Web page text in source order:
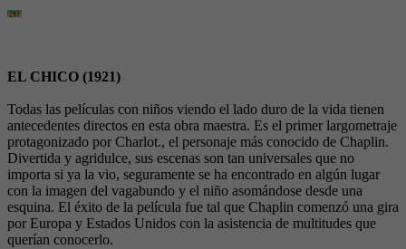
EL CHICO (1921)
Todas las películas con niños viendo el lado duro de la vida tienen
antecedentes directos en esta obra maestra. Es el primer largometraje
protagonizado por Charlot., el personaje más conocido de Chaplin.
Divertida y agridulce, sus escenas son tan universales que no
importa si ya la vio, seguramente se ha encontrado en algún lugar
con la imagen del vagabundo y el niño asomándose desde una
esquina. El éxito de la película fue tal que Chaplin comenzó una gira
por Europa y Estados Unidos con la asistencia de multitudes que
querían conocerlo.